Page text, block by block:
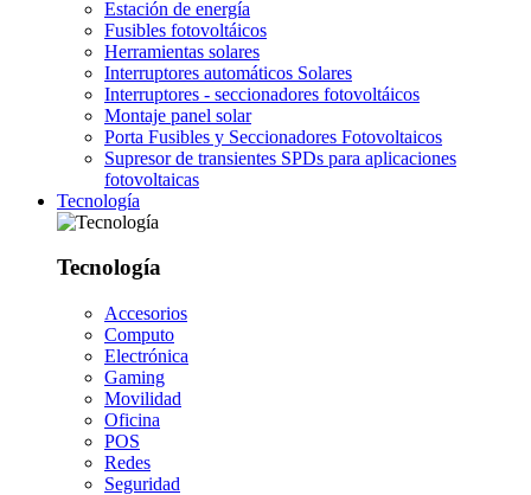
Estación de energía
Fusibles fotovoltáicos
Herramientas solares
Interruptores automáticos Solares
Interruptores - seccionadores fotovoltáicos
Montaje panel solar
Porta Fusibles y Seccionadores Fotovoltaicos
Supresor de transientes SPDs para aplicaciones
fotovoltaicas
Tecnología
Tecnología
Accesorios
Computo
Electrónica
Gaming
Movilidad
Oficina
POS
Redes
Seguridad